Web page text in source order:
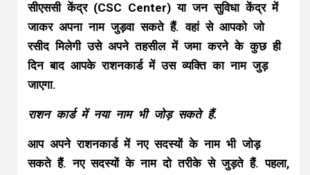
सीएससी केंद्र (CSC Center) या जन सुविधा केंद्र में
जाकर अपना नाम जुड़वा सकते हैं. वहां से आपको जो
रसीद मिलेगी उसे अपने तहसील में जमा करने के कुछ ही
दिन बाद आपके राशनकार्ड में उस व्यक्ति का नाम जुड़
जाएगा.
राशन कार्ड में नया नाम भी जोड़ सकते हैं.
आप अपने राशनकार्ड में नए सदस्यों के नाम भी जोड़
सकते हैं. नए सदस्यों के नाम दो तरीके से जुड़ते हैं. पहला,